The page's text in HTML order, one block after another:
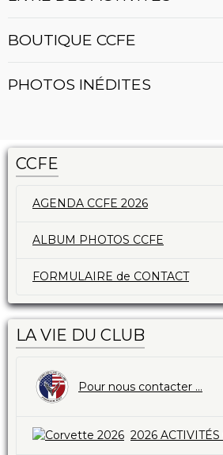
BOUTIQUE CCFE
PHOTOS INÉDITES
CCFE
AGENDA CCFE 2026
ALBUM PHOTOS CCFE
FORMULAIRE de CONTACT
LA VIE DU CLUB
Pour nous contacter ...
2026 ACTIVITÉS